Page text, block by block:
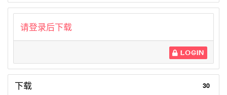
请登录后下载
LOGIN
下载 30